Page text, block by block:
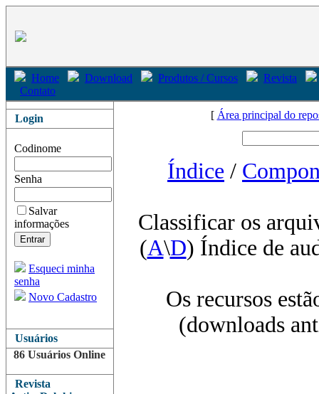
Home Download Produtos / Cursos
Revista
Contato
Login
Codinome
Senha
Salvar
informações
Esqueci minha
senha
Novo Cadastro
Usuários
86 Usuários Online
Revista
[ Área principal do
Índice /
Classificar os
(A\D) Índice de
Os recursos
(downloads